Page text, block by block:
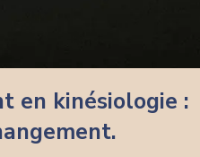
en kinésiologie :